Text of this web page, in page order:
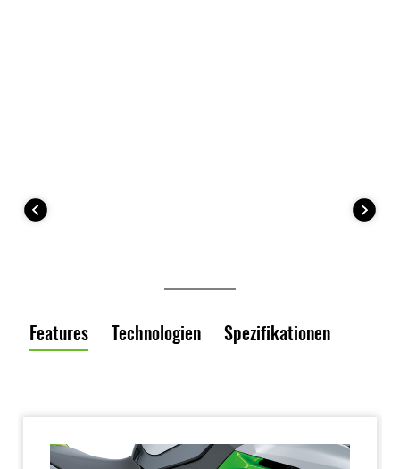
Features Technologien Spezifikationen